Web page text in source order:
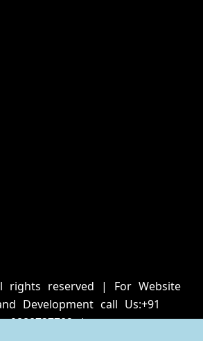
rights reserved | For Website
Development call Us:+91
9888737782 |